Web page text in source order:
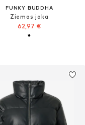
FUNKY BUDDHA
Ziemas jaka
62,97 €